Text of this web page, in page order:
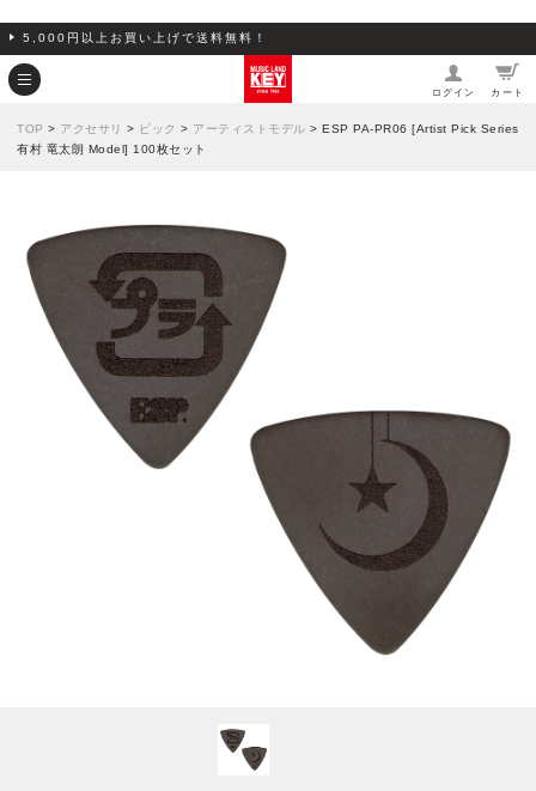
5,000円以上お買い上げで送料無料！
ログイン カート
TOP > アクセサリ > ピック > アーティストモデル > ESP PA-PR06 [Artist Pick Series
有村 竜太朗 Model] 100枚セット